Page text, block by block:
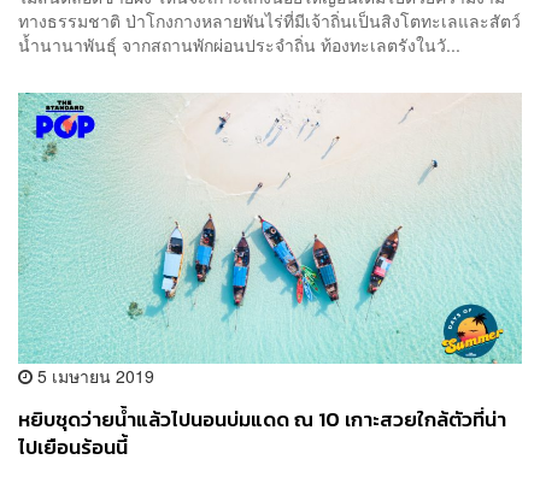
ทางธรรมชาติ ป่าโกงกางหลายพันไร่ที่มีเจ้าถิ่นเป็นสิงโตทะเลและสัตว์
น้ำนานาพันธุ์ จากสถานพักผ่อนประจำถิ่น ท้องทะเลตรังในวั...
5 เมษายน 2019
หยิบชุดว่ายน้ำแล้วไปนอนบ่มแดด ณ 10 เกาะสวยใกล้ตัวที่น่า
ไปเยือนร้อนนี้